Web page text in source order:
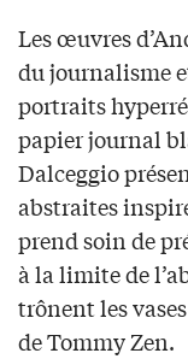
Les œuvres
du journalisme
portraits
papier journal
Dalceggio
abstraites
prend soin de
à la limite de
trônent les
de Tommy Zen.